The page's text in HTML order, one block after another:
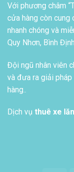
Với phương châm
cửa hàng còn cung
nhanh chóng và
Quy Nhơn, Bình
Đội ngũ nhân viên
và đưa ra giải
hàng..
Dịch vụ thuê xe